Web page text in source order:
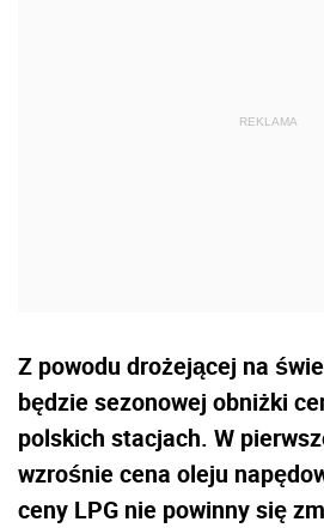
Z powodu drożejącej na
będzie sezonowej obniżki
polskich stacjach. W
wzrośnie cena oleju
ceny LPG nie powinny się